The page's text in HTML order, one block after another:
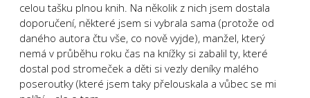
celou tašku plnou knih. Na několik z nich jsem dostala
doporučení, některé jsem si vybrala sama (protože od
daného autora čtu vše, co nově vyjde), manžel, který
nemá v průběhu roku čas na knížky si zabalil ty, které
dostal pod stromeček a děti si vezly deníky malého
poseroutky (které jsem taky přelouskala a vůbec se mi